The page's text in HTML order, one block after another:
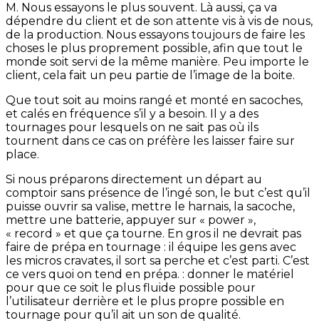
M. Nous essayons le plus souvent. Là aussi, ça va
dépendre du client et de son attente vis à vis de nous,
de la production. Nous essayons toujours de faire les
choses le plus proprement possible, afin que tout le
monde soit servi de la même manière. Peu importe le
client, cela fait un peu partie de l’image de la boite.
Que tout soit au moins rangé et monté en sacoches,
et calés en fréquence s’il y a besoin. Il y a des
tournages pour lesquels on ne sait pas où ils
tournent dans ce cas on préfère les laisser faire sur
place.
Si nous préparons directement un départ au
comptoir sans présence de l’ingé son, le but c’est qu’il
puisse ouvrir sa valise, mettre le harnais, la sacoche,
mettre une batterie, appuyer sur « power »,
« record » et que ça tourne. En gros il ne devrait pas
faire de prépa en tournage : il équipe les gens avec
les micros cravates, il sort sa perche et c’est parti. C’est
ce vers quoi on tend en prépa. : donner le matériel
pour que ce soit le plus fluide possible pour
l’utilisateur derrière et le plus propre possible en
tournage pour qu’il ait un son de qualité.